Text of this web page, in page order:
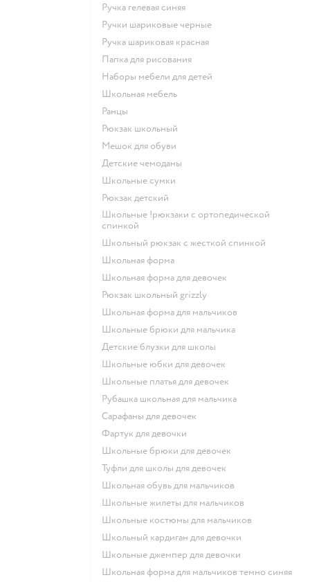
Ручка гелевая синяя
Ручки шариковые черные
Ручка шариковая красная
Папка для рисования
Наборы мебели для детей
Школьная мебель
Ранцы
Рюкзак школьный
Мешок для обуви
Детские чемоданы
Школьные сумки
Рюкзак детский
Школьные !рюкзаки с ортопедической
спинкой
Школьный рюкзак с жесткой спинкой
Школьная форма
Школьная форма для девочек
Рюкзак школьный grizzly
Школьная форма для мальчиков
Школьные брюки для мальчика
Детские блузки для школы
Школьные юбки для девочек
Школьные платья для девочек
Рубашка школьная для мальчика
Сарафаны для девочек
Фартук для девочки
Школьные брюки для девочек
Туфли для школы для девочек
Школьная обувь для мальчиков
Школьные жилеты для мальчиков
Школьные костюмы для мальчиков
Школьный кардиган для девочки
Школьные джемпер для девочки
Школьная форма для мальчиков темно синяя